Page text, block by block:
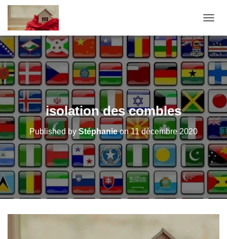
isolation des combles
Published by Stéphanieon11 décembre 2020